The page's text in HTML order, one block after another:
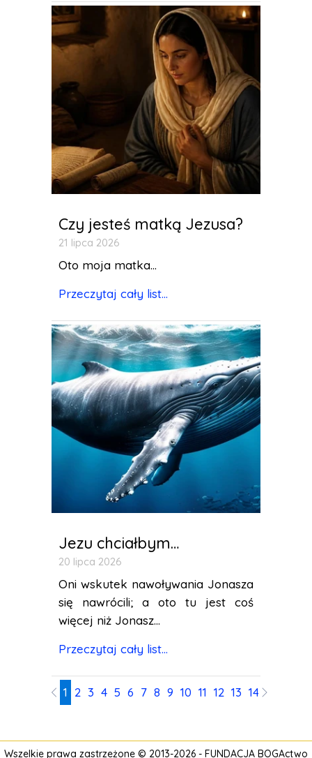
Czy jesteś matką Jezusa?
21 lipca 2026
Oto moja matka...
Przeczytaj cały list...
Jezu chciałbym…
20 lipca 2026
Oni wskutek nawoływania Jonasza
się nawrócili; a oto tu jest coś
więcej niż Jonasz...
Przeczytaj cały list...
1 2 3 4 5 6 7 8 9 10 11 12 13 14 15
Wszelkie prawa zastrzeżone © 2013-2026 - FUNDACJA BOGActwo